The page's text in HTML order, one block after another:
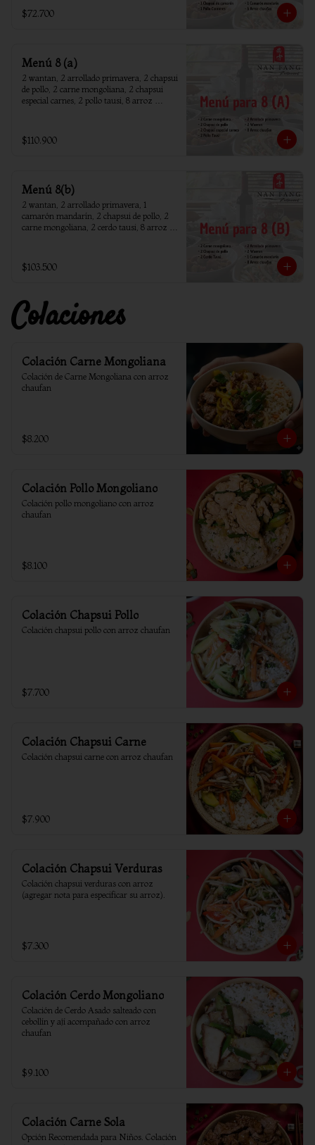
$72.700
Menú 8 (a)
2 wantan, 2 arrollado primavera, 2 chapsui
de pollo, 2 carne mongoliana, 2 chapsui
especial carnes, 2 pollo tausi, 8 arroz
$110.900
Menú 8(b)
2 wantan, 2 arrollado primavera, 1
camarón mandarín, 2 chapsui de pollo, 2
carne mongoliana, 2 cerdo tausi, 8 arroz
$103.500
Colaciones
Colación Carne Mongoliana
Colación de Carne Mongoliana con arroz
chaufan
$8.200
Colación Pollo Mongoliano
Colación pollo mongoliano con arroz
chaufan
$8.100
Colación Chapsui Pollo
Colación chapsui pollo con arroz chaufan
$7.700
Colación Chapsui Carne
Colación chapsui carne con arroz chaufan
$7.900
Colación Chapsui Verduras
Colación chapsui verduras con arroz
(agregar nota para especificar su arroz).
$7.300
Colación Cerdo Mongoliano
Colación de Cerdo Asado salteado con
cebollín y ají acompañado con arroz
chaufan
$9.100
Colación Carne Sola
Opción Recomendada para Niños. Colación